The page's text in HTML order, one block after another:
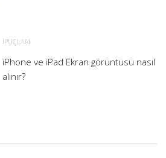
İPUÇLARI
iPhone ve iPad Ekran görüntüsü nasıl
alınır?